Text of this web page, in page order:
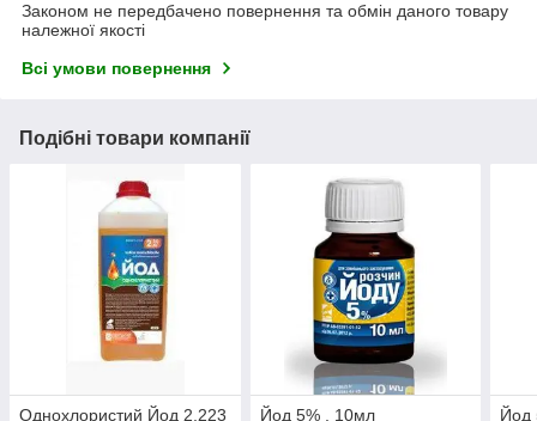
Законом не передбачено повернення та обмін даного товару
належної якості
Всі умови повернення
Подібні товари компанії
Однохлористий Йод 2,223
Йод 5% , 10мл Йод